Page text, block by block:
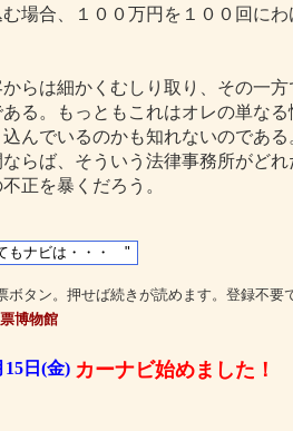
場合、１００万円を１００回に
らは細かくむしり取り、その一
ある。もっともこれはオレの単な
んでいるのかも知れないのであ
らば、そういう法律事務所がど
正を暴くだろう。
ボタン。押せば続きが読めます。登録不要
博物館
15日(金) カーナビ始めました！